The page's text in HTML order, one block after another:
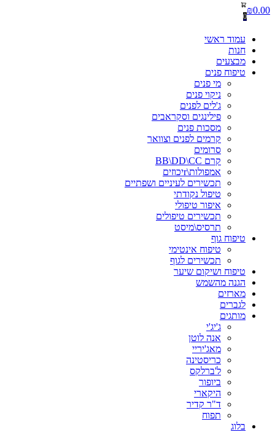
₪0.00
0
עמוד ראשי
חנות
מבצעים
טיפוח פנים
מי פנים
ניקוי פנים
ג'לים לפנים
פילינגים וסקראבים
מסכות פנים
קרמים לפנים וצוואר
סרומים
קרם BB\DD\CC
אמפולות\rיכוזים
תכשירים לעיניים ושפתיים
טיפול נקודתי
איפור טיפולי
תכשירים טיפולים
תרסיס\מיסט
טיפוח גוף
טיפוח אינטימי
תכשירים לגוף
טיפוח ושיקום שיער
הגנה מהשמש
מארזים
לגברים
מותגים
ג'יג'י
אנה לוטן
מאג'יריי
כריסטינה
ל'ברלקס
ביופור
היקארי
ד"ר קדיר
תפוח
בלוג